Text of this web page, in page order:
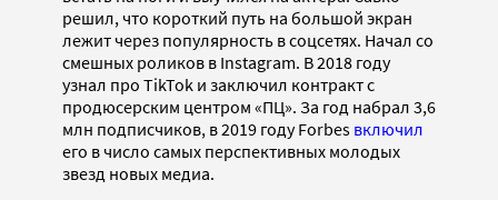
решил, что короткий путь на большой экран
лежит через популярность в соцсетях. Начал со
смешных роликов в Instagram. В 2018 году
узнал про TikTok и заключил контракт с
продюсерским центром «ПЦ». За год набрал 3,6
млн подписчиков, в 2019 году Forbes включил
его в число самых перспективных молодых
звезд новых медиа.